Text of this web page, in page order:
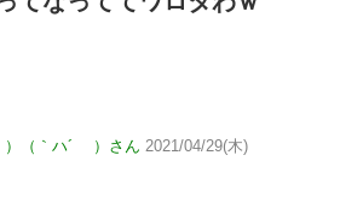
）（｀ハ´ ）さん 2021/04/29(木)